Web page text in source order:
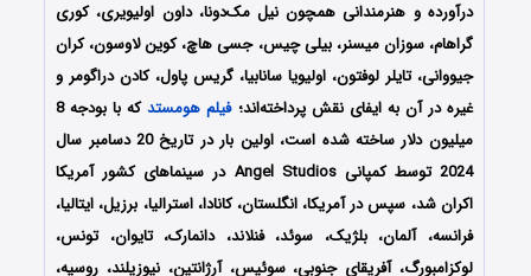
درآورده و هنرمندانی همچون نیل مک‌دونا، داون اولیویری، کوری
گراهام، سوزان میسنر، بیلی چیس، جسی هاچ، کوین لاوسون، کران
جیووانی، تایلر لوفتون، اولیویا سانابیا، گریس پاول، کادن دراگومر و
غیره در آن به ایفای نقش پرداخته‌اند؛فیلم هومستد
که با بودجه 8
میلیون دلار ساخته شده است، اولین بار در تاریخ 20 دسامبر سال
2024 توسط کمپانی‌ Angel Studios در سینماهای کشور آمریکا
اکران شد، سپس در آمریکا، انگلستان، کانادا، استرالیا، برزیل، ایتالیا،
فرانسه، آلمان، بلژیک، سوئد، فنلاند، دانمارک، تایوان، تونس،
لوکزامبورگ، آفریقای جنوبی، سوئیس، آرژانتین، نیوزیلند، روسیه،